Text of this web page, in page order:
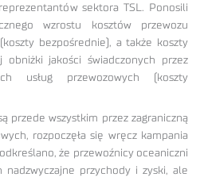
sektora TSL. Ponosili
wzrostu kosztów przewozu
bezpośrednie), a także koszty
obniżki jakości świadczonych przez
usług przewozowych (koszty
przede wszystkim przez zagraniczną
rozpoczęła się wręcz kampania
że przewoźnicy oceaniczni
nadzwyczajne przychody i zyski, ale